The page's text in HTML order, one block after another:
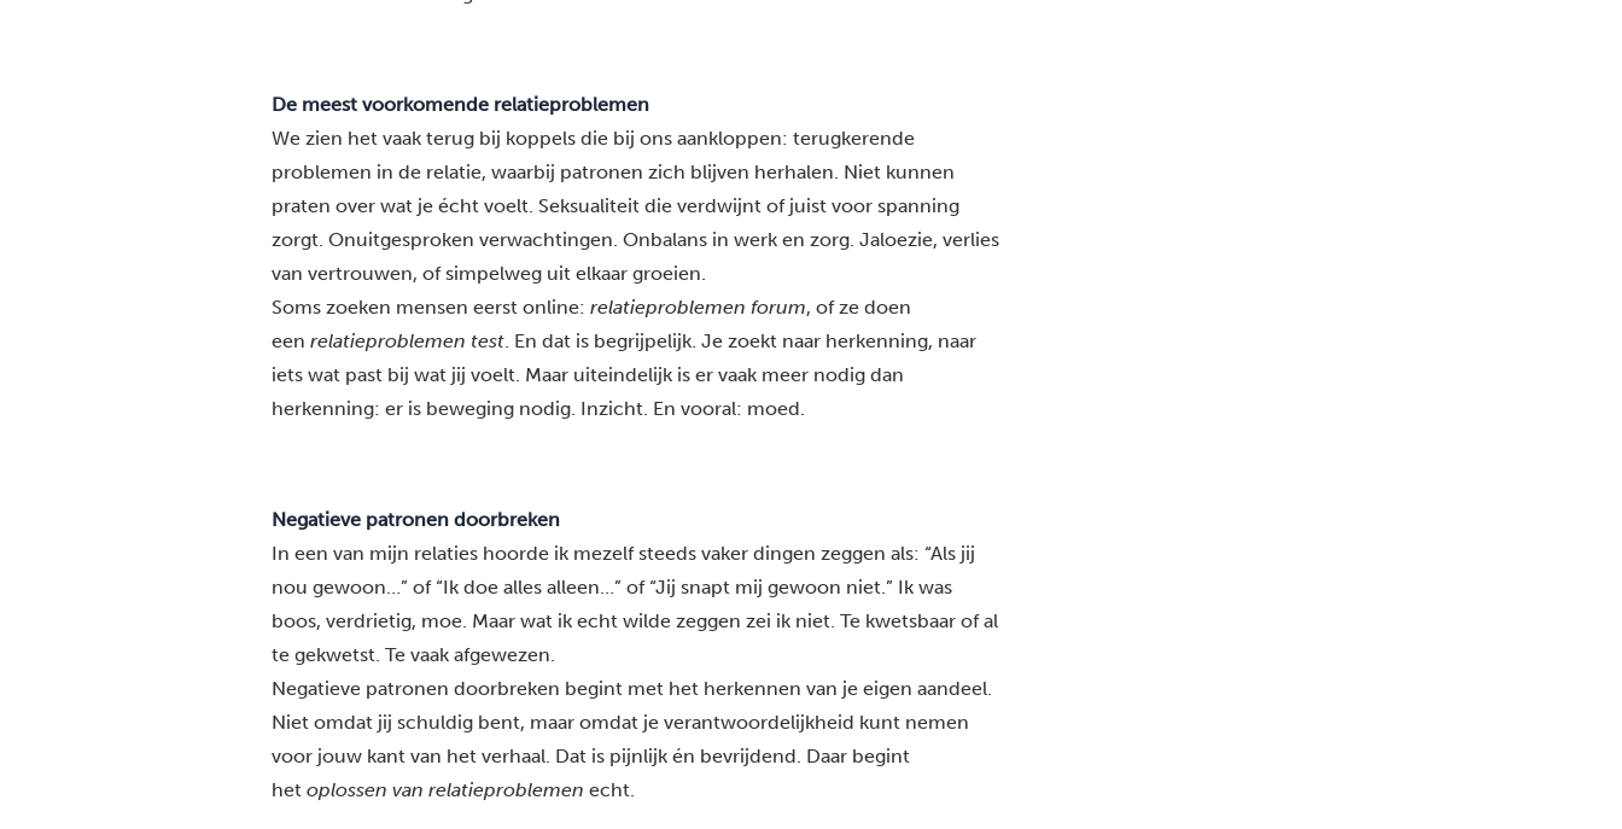
De meest voorkomende relatieproblemen
We zien het vaak terug bij koppels die bij ons aankloppen: terugkerende
problemen in de relatie, waarbij patronen zich blijven herhalen. Niet kunnen
praten over wat je écht voelt. Seksualiteit die verdwijnt of juist voor spanning
zorgt. Onuitgesproken verwachtingen. Onbalans in werk en zorg. Jaloezie, verlies
van vertrouwen, of simpelweg uit elkaar groeien.
Soms zoeken mensen eerst online: relatieproblemen forum, of ze doen
een relatieproblemen test. En dat is begrijpelijk. Je zoekt naar herkenning, naar
iets wat past bij wat jij voelt. Maar uiteindelijk is er vaak meer nodig dan
herkenning: er is beweging nodig. Inzicht. En vooral: moed.
Negatieve patronen doorbreken
In een van mijn relaties hoorde ik mezelf steeds vaker dingen zeggen als: “Als jij
nou gewoon…” of “Ik doe alles alleen…” of “Jij snapt mij gewoon niet.” Ik was
boos, verdrietig, moe. Maar wat ik echt wilde zeggen zei ik niet. Te kwetsbaar of al
te gekwetst. Te vaak afgewezen.
Negatieve patronen doorbreken begint met het herkennen van je eigen aandeel.
Niet omdat jij schuldig bent, maar omdat je verantwoordelijkheid kunt nemen
voor jouw kant van het verhaal. Dat is pijnlijk én bevrijdend. Daar begint
het oplossen van relatieproblemen echt.